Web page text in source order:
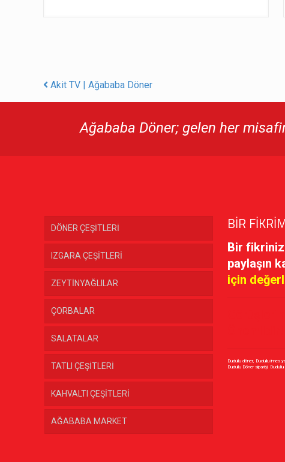
Akit TV | Ağababa Döner
Ağababa Döner; gelen her
DÖNER ÇEŞİTLERİ
IZGARA ÇEŞİTLERİ
ZEYTİNYAĞLILAR
ÇORBALAR
SALATALAR
TATLI ÇEŞİTLERİ
KAHVALTI ÇEŞİTLERİ
AĞABABA MARKET
BİR
Bir
paylaşın
için
Dudullu döner, Dudullu imes